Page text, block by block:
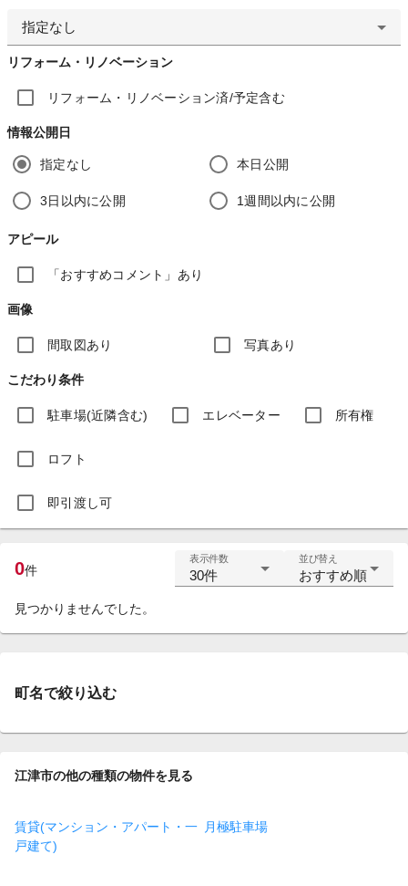
指定なし
リフォーム・リノベーション
リフォーム・リノベーション済/予定含む
情報公開日
指定なし 本日公開
3日以内に公開 1週間以内に公開
アピール
「おすすめコメント」あり
画像
間取図あり 写真あり
こだわり条件
駐車場(近隣含む) エレベーター 所有権
ロフト
即引渡し可
0件
表示件数
30件
並び替え
おすすめ順
見つかりませんでした。
町名で絞り込む
江津市の他の種類の物件を見る
賃貸(マンション・アパート・一
戸建て)
月極駐車場